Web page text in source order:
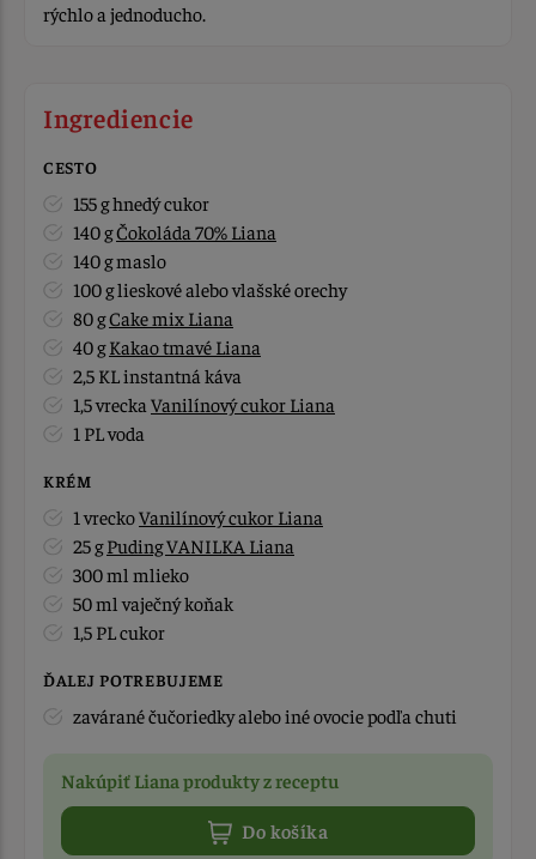
rýchlo a jednoducho.
Ingrediencie
CESTO
155 g hnedý cukor
140 gČokoláda 70% Liana
140 g maslo
100 g lieskové alebo vlašské orechy
80 gCake mix Liana
40 gKakao tmavé Liana
2,5 KL instantná káva
1,5 vrecka Vanilínový cukor Liana
1 PL voda
KRÉM
1 vreckoVanilínový cukor Liana
25 gPuding VANILKA Liana
300 ml mlieko
50 ml vaječný koňak
1,5 PL cukor
ĎALEJ POTREBUJEME
zavárané čučoriedky alebo iné ovocie podľa chuti
Nakúpiť Liana produkty z receptu
Do košíka